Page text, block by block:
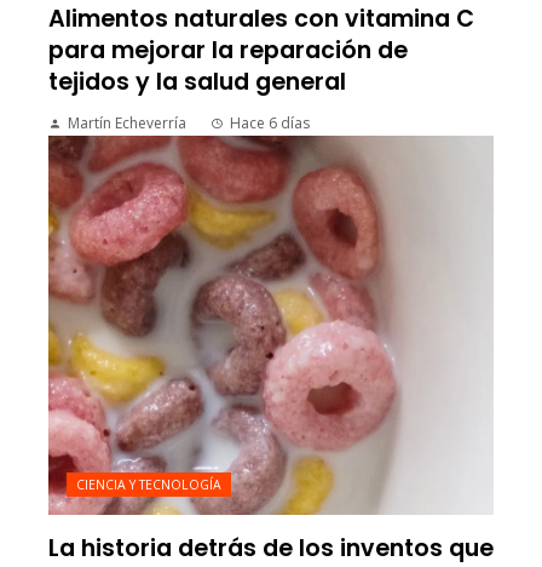
Alimentos naturales con vitamina C
para mejorar la reparación de
tejidos y la salud general
Martín Echeverría Hace 6 días
CIENCIA Y TECNOLOGÍA
La historia detrás de los inventos que